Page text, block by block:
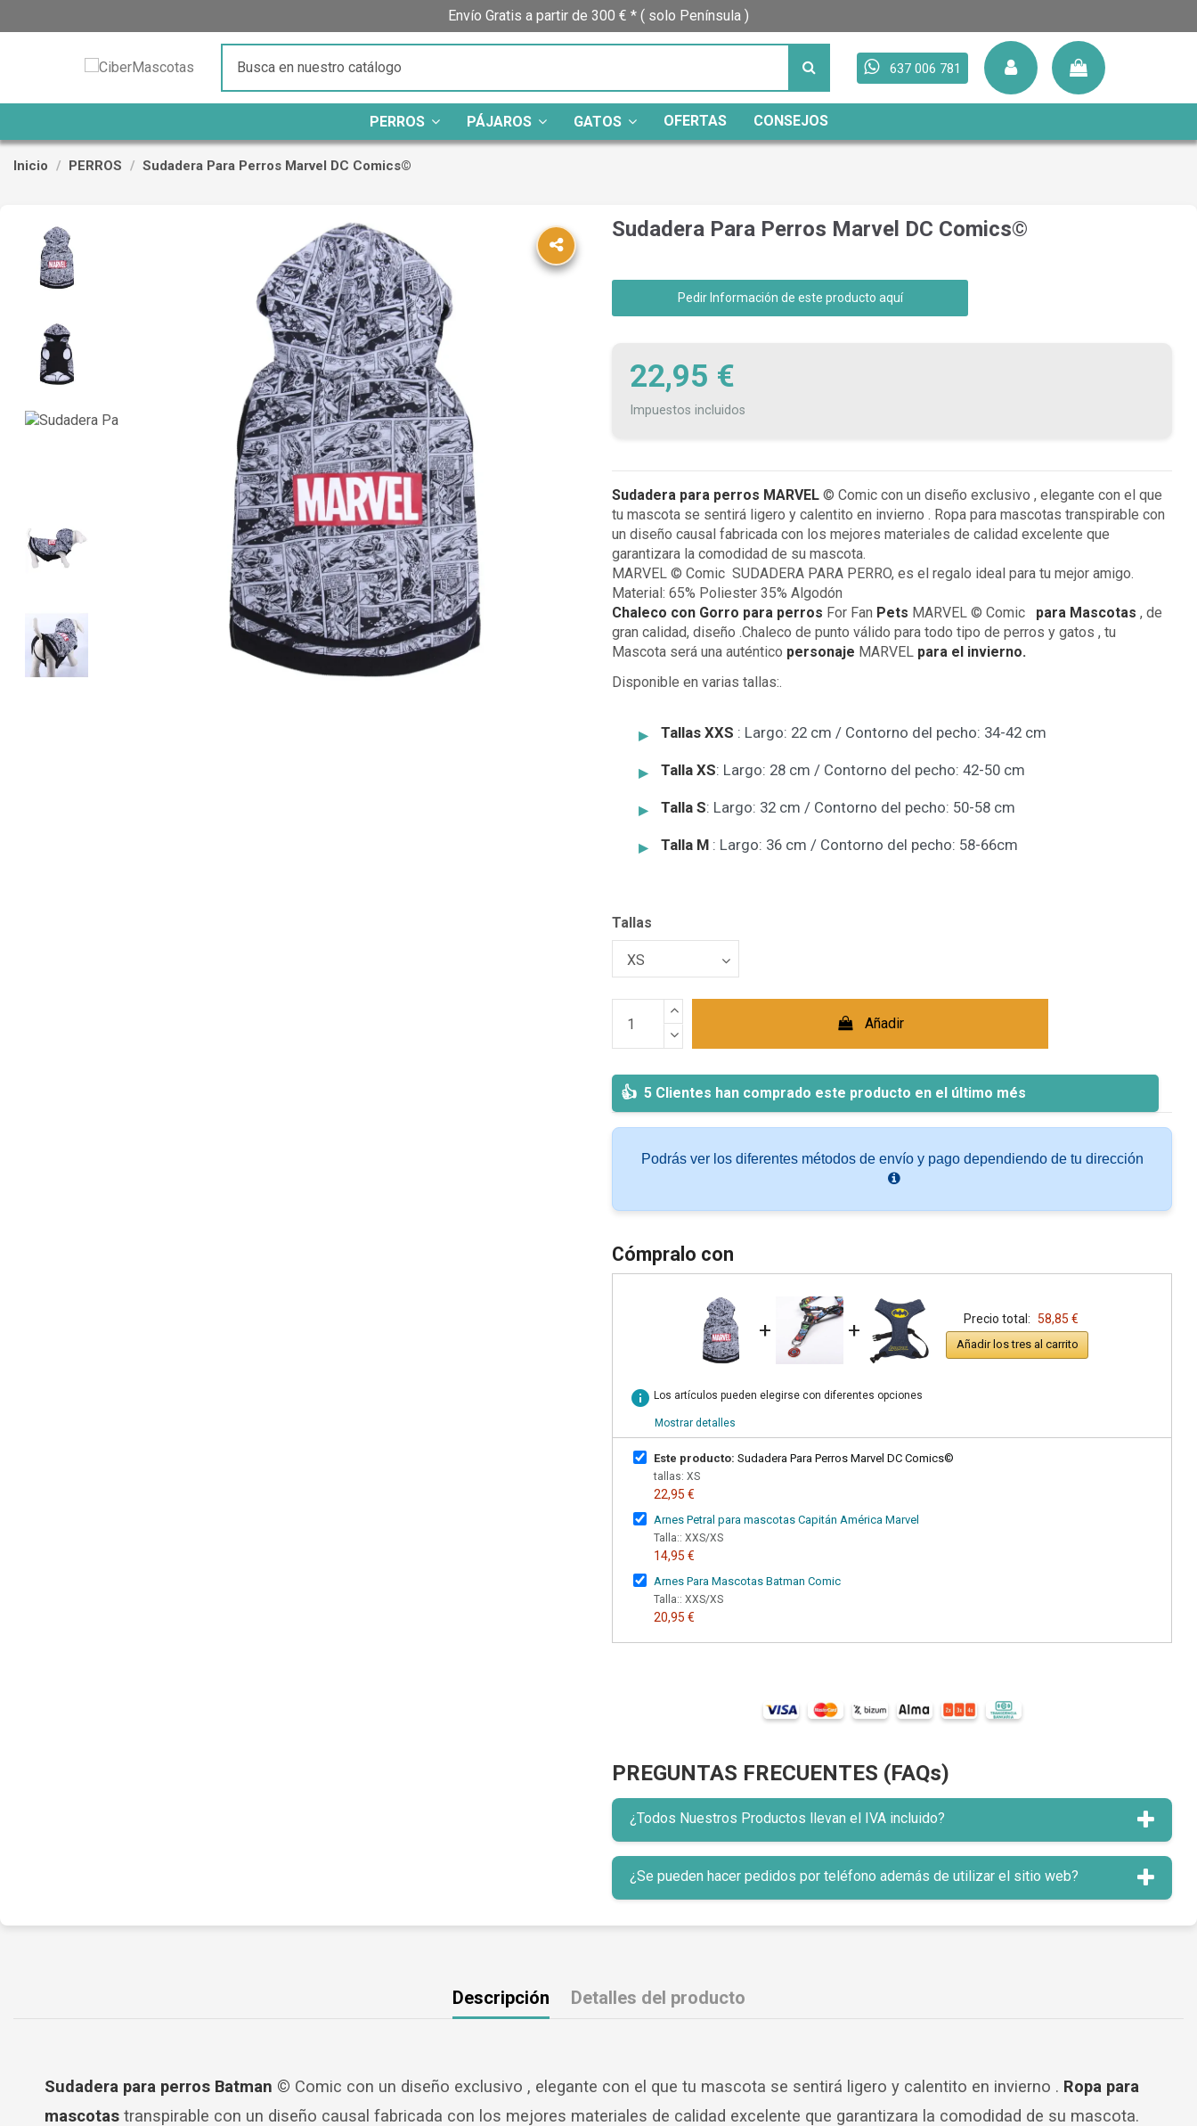
Envío Gratis a partir de 300 € * ( solo Península )
637 006 781
PERROS PÁJAROS GATOS OFERTAS CONSEJOS
Inicio PERROS Sudadera Para Perros Marvel DC Comics©
Sudadera Para Perros Marvel DC Comics©
Pedir Información de este producto aquí
22,95 €
Impuestos incluidos
Sudadera para perros MARVEL © Comic con un diseño exclusivo , elegante con el que
tu mascota se sentirá ligero y calentito en invierno . Ropa para mascotas transpirable con
un diseño causal fabricada con los mejores materiales de calidad excelente que
garantizara la comodidad de su mascota.
MARVEL © Comic SUDADERA PARA PERRO, es el regalo ideal para tu mejor amigo.
Material: 65% Poliester 35% Algodón
Chaleco con Gorro para perros For Fan Pets MARVEL © Comic para Mascotas , de
gran calidad, diseño .Chaleco de punto válido para todo tipo de perros y gatos , tu
Mascota será una auténtico personaje MARVEL para el invierno.
Disponible en varias tallas:.
Tallas XXS : Largo: 22 cm / Contorno del pecho: 34-42 cm
Talla XS: Largo: 28 cm / Contorno del pecho: 42-50 cm
Talla S: Largo: 32 cm / Contorno del pecho: 50-58 cm
Talla M : Largo: 36 cm / Contorno del pecho: 58-66cm
Tallas
Añadir
5 Clientes han comprado este producto en el último més
Podrás ver los diferentes métodos de envío y pago dependiendo de tu dirección
Cómpralo con
+ + Precio total: 58,85 €
Añadir los tres al carrito
info Los artículos pueden elegirse con diferentes opciones
Mostrar detalles
Este producto: Sudadera Para Perros Marvel DC Comics©
tallas: XS
22,95 €
Arnes Petral para mascotas Capitán América Marvel
Talla:: XXS/XS
14,95 €
Arnes Para Mascotas Batman Comic
Talla:: XXS/XS
20,95 €
PREGUNTAS FRECUENTES (FAQs)
¿Todos Nuestros Productos llevan el IVA incluido?
¿Se pueden hacer pedidos por teléfono además de utilizar el sitio web?
Descripción Detalles del producto
Sudadera para perros Batman © Comic con un diseño exclusivo , elegante con el que tu mascota se sentirá ligero y calentito en invierno . Ropa para
mascotastranspirable con un diseño causal fabricada con los mejores materiales de calidad excelente que garantizara la comodidad de su mascota.